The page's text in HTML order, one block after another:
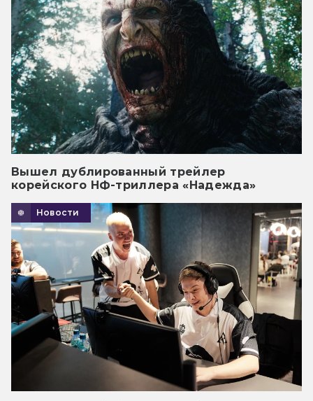
Вышел дублированный трейлер
корейского НФ-триллера «Надежда»
Новости